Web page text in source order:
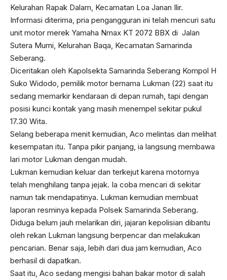
Kelurahan Rapak Dalam, Kecamatan Loa Janan Ilir.
Informasi diterima, pria pengangguran ini telah mencuri satu
unit motor merek Yamaha Nmax KT 2072 BBX di Jalan
Sutera Murni, Kelurahan Baqa, Kecamatan Samarinda
Seberang.
Diceritakan oleh Kapolsekta Samarinda Seberang Kompol H
Suko Widodo, pemilik motor bernama Lukman (22) saat itu
sedang memarkir kendaraan di depan rumah, tapi dengan
posisi kunci kontak yang masih menempel sekitar pukul
17.30 Wita.
Selang beberapa menit kemudian, Aco melintas dan melihat
kesempatan itu. Tanpa pikir panjang, ia langsung membawa
lari motor Lukman dengan mudah.
Lukman kemudian keluar dan terkejut karena motornya
telah menghilang tanpa jejak. Ia coba mencari di sekitar
namun tak mendapatinya. Lukman kemudian membuat
laporan resminya kepada Polsek Samarinda Seberang.
Diduga belum jauh melarikan diri, jajaran kepolisian dibantu
oleh rekan Lukman langsung berpencar dan melakukan
pencarian. Benar saja, lebih dari dua jam kemudian, Aco
berhasil di dapatkan.
Saat itu, Aco sedang mengisi bahan bakar motor di salah